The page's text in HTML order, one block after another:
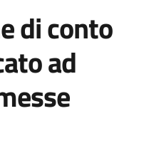
di conto
ad